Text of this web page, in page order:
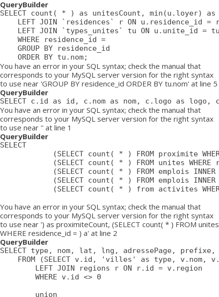
QueryBuilder
SELECT count( * ) as unitesCount, min(u.loyer) as
	ORDER BY tu.nom;
You have an error in your SQL syntax; check the manual that
corresponds to your MySQL server version for the right syntax
to use near 'GROUP BY residence_id ORDER BY tu.nom' at line 5
QueryBuilder
SELECT c.id as id, c.nom as nom, c.logo as
You have an error in your SQL syntax; check the manual that
corresponds to your MySQL server version for the right syntax
to use near '' at line 1
QueryBuilder
SELECT
You have an error in your SQL syntax; check the manual that
corresponds to your MySQL server version for the right syntax
to use near ') as proximiteCount, (SELECT count( * ) FROM unites
WHERE residence_id = ) a' at line 2
QueryBuilder
SELECT type, nom, lat, lng, adressePage, prefixe,